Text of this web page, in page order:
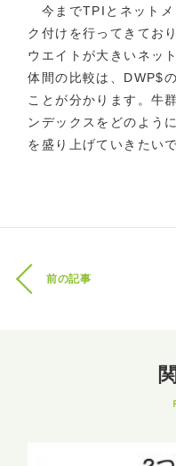
今までTPIとネットメ
ク付けを行ってきてお
ウエイトが大きいネッ
体間の比較は、DWP$
ことが分かります。牛
ンデックスをどのよう
を盛り上げていきたいで
前の記事